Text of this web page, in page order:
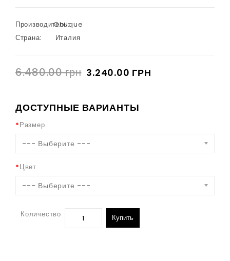
Производитель:
Oblique
Страна:
Италия
6.480.00 грн 3.240.00 ГРН
ДОСТУПНЫЕ ВАРИАНТЫ
Размер
--- Выберите ---
Цвет
--- Выберите ---
Количество Купить